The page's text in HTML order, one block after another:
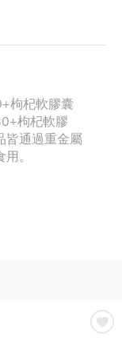
枸杞軟膠囊
枸杞軟膠
皆通過重金屬
。